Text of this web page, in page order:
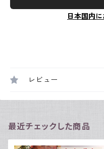
日本国内
レビュー
最近チェックした商品